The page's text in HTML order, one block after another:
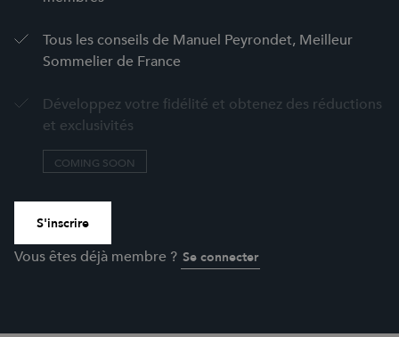
Tous les conseils de Manuel Peyrondet, Meilleur
Sommelier de France
Développez votre fidélité et obtenez des réductions
et exclusivités
COMING SOON
S'inscrire
Vous êtes déjà membre ? Se connecter